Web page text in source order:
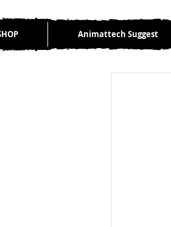
All Posts
Animattech Suggest